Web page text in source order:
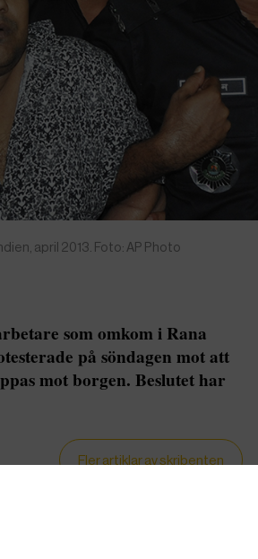
april 2013. Foto: AP Photo
som omkom i Rana
på söndagen mot att
mot borgen. Beslutet har
Fler artiklar av skribenten